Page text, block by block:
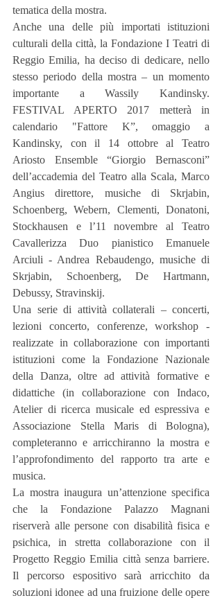
tematica della mostra.
Anche una delle più importati istituzioni
culturali della città, la Fondazione I Teatri di
Reggio Emilia, ha deciso di dedicare, nello
stesso periodo della mostra – un momento
importante a Wassily Kandinsky.
FESTIVAL APERTO 2017 metterà in
calendario "Fattore K”, omaggio a
Kandinsky, con il 14 ottobre al Teatro
Ariosto Ensemble “Giorgio Bernasconi”
dell’accademia del Teatro alla Scala, Marco
Angius direttore, musiche di Skrjabin,
Schoenberg, Webern, Clementi, Donatoni,
Stockhausen e l’11 novembre al Teatro
Cavallerizza Duo pianistico Emanuele
Arciuli - Andrea Rebaudengo, musiche di
Skrjabin, Schoenberg, De Hartmann,
Debussy, Stravinskij.
Una serie di attività collaterali – concerti,
lezioni concerto, conferenze, workshop -
realizzate in collaborazione con importanti
istituzioni come la Fondazione Nazionale
della Danza, oltre ad attività formative e
didattiche (in collaborazione con Indaco,
Atelier di ricerca musicale ed espressiva e
Associazione Stella Maris di Bologna),
completeranno e arricchiranno la mostra e
l’approfondimento del rapporto tra arte e
musica.
La mostra inaugura un’attenzione specifica
che la Fondazione Palazzo Magnani
riserverà alle persone con disabilità fisica e
psichica, in stretta collaborazione con il
Progetto Reggio Emilia città senza barriere.
Il percorso espositivo sarà arricchito da
soluzioni idonee ad una fruizione delle opere